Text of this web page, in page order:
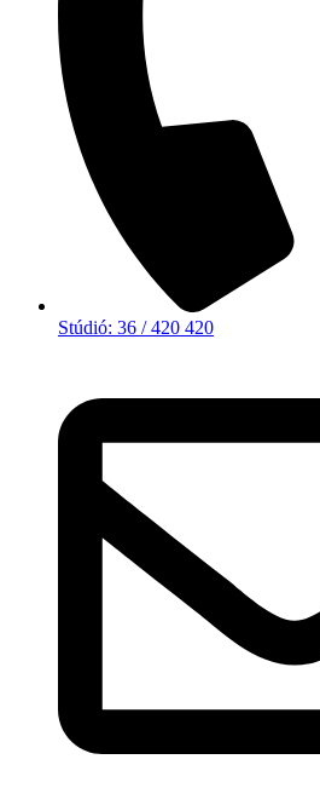
Stúdió: 36 / 420 420